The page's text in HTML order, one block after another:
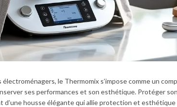
électroménagers, le Thermomix s’impose comme un
ses performances et son esthétique. Protéger
d’une housse élégante qui allie protection et